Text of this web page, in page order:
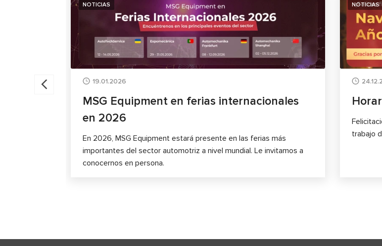
NOTICIAS
19.01.2026
MSG Equipment en ferias internacionales
en 2026
En 2026, MSG Equipment estará presente en las ferias más
importantes del sector automotriz a nivel mundial. Le invitamos a
conocernos en persona.
NOTICIAS
trabajo